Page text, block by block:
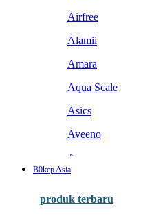
Airfree
Alamii
Amara
Aqua Scale
Asics
Aveeno
Awan
B0kep Asia
produk terbaru